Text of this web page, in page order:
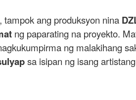
tampok ang produksyon nina
ng paparating na proyekto.
ng malakihang
sa isipan ng isang